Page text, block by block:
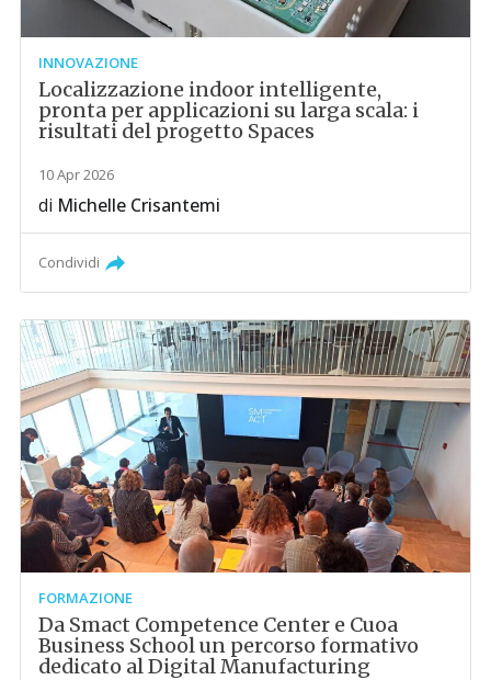
INNOVAZIONE
Localizzazione indoor intelligente,
pronta per applicazioni su larga scala: i
risultati del progetto Spaces
10 Apr 2026
di Michelle Crisantemi
Condividi
FORMAZIONE
Da Smact Competence Center e Cuoa
Business School un percorso formativo
dedicato al Digital Manufacturing